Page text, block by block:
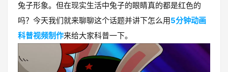
兔子形象。但在现实生活中兔子的眼睛真的都是红色的
吗？今天我们就来聊聊这个话题并讲下怎么用5分钟动画
科普视频制作来给大家科普一下。